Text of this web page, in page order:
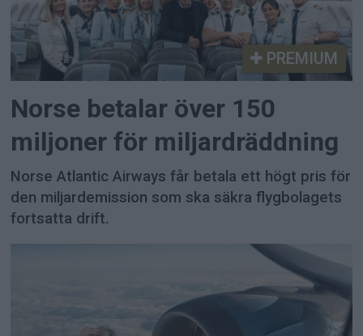
PREMIUM
Norse betalar över 150
miljoner för miljardräddning
Norse Atlantic Airways får betala ett högt pris för
den miljardemission som ska säkra flygbolagets
fortsatta drift.